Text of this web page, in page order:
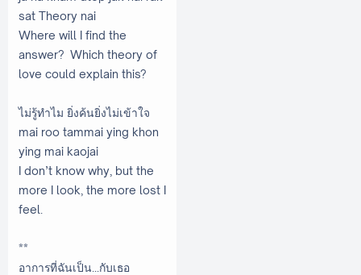
sat Theory nai
Where will I find the
answer? Which theory of
love could explain this?
ไม่รู้ทำไม ยิ่งค้นยิ่งไม่เข้าใจ
mai roo tammai ying khon
ying mai kaojai
I don’t know why, but the
more I look, the more lost I
feel.
**
อาการที่ฉันเป็น...กับเธอ